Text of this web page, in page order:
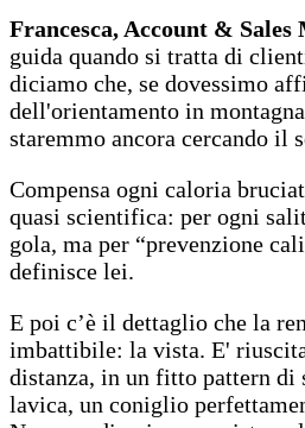
Francesca, Account & Sales
guida quando si tratta di
diciamo che, se dovessimo
dell'orientamento in
staremmo ancora cercando il
Compensa ogni caloria
quasi scientifica: per ogni
gola, ma per “prevenzione
definisce lei.
E poi c’è il dettaglio che la
imbattibile: la vista. E'
distanza, in un fitto pattern di
lavica, un coniglio